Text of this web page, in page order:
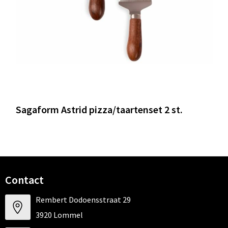
Sagaform Astrid pizza/taartenset 2 st.
Contact
Rembert Dodoensstraat 29
3920 Lommel